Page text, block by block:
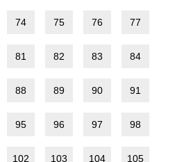
74 75 76 77
81 82 83 84
88 89 90 91
95 96 97 98
102 103 104 105